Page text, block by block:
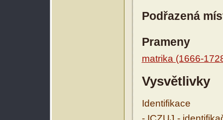
Podřazená
Prameny
matrika (1666-
Vysvětlivky
Identifikace